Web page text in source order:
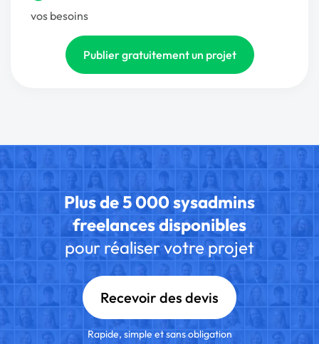
vos besoins
Publier gratuitement un projet
Plus de 5 000 sysadmins
freelances disponibles
pour réaliser votre projet
Recevoir des devis
Rapide, simple et sans obligation